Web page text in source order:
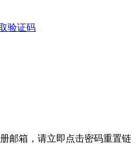
验证码
邮箱，请立即点击密码重置链